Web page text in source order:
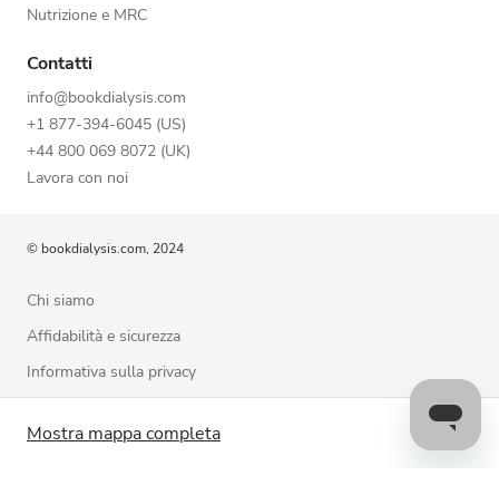
Mostra mappa completa
Nutrizione e MRC
Contatti
info@bookdialysis.com
+1 877-394-6045 (US)
+44 800 069 8072 (UK)
Lavora con noi
© bookdialysis.com, 2024
Chi siamo
Affidabilità e sicurezza
Informativa sulla privacy
Politica sui cookie